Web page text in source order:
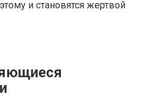
и становятся жертвой